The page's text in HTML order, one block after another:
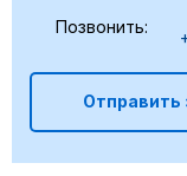
Позвонить:
Отправить